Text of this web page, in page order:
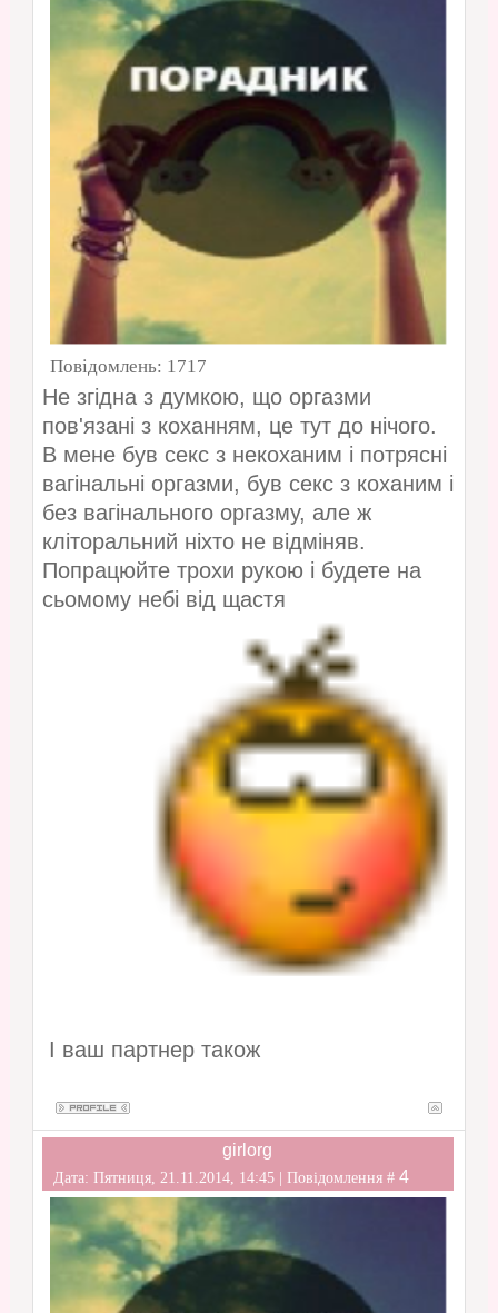
Повідомлень: 1717
Не згідна з думкою, що оргазми
пов'язані з коханням, це тут до нічого.
В мене був секс з некоханим і потрясні
вагінальні оргазми, був секс з коханим і
без вагінального оргазму, але ж
кліторальний ніхто не відміняв.
Попрацюйте трохи рукою і будете на
сьомому небі від щастя
І ваш партнер також
girlorg
Дата: Пятниця, 21.11.2014, 14:45 | Повідомлення # 4